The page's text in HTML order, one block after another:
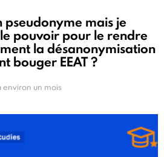
pseudonyme mais je
pouvoir pour le rendre
la désanonymisation
bouger EEAT ?
environ un mois